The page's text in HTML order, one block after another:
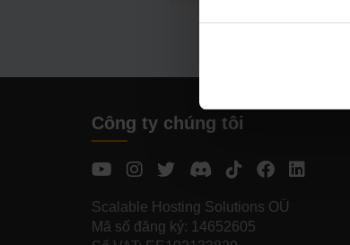
Công ty chúng tôi
Scalable Hosting Solutions OÜ
Mã số đăng ký: 14652605